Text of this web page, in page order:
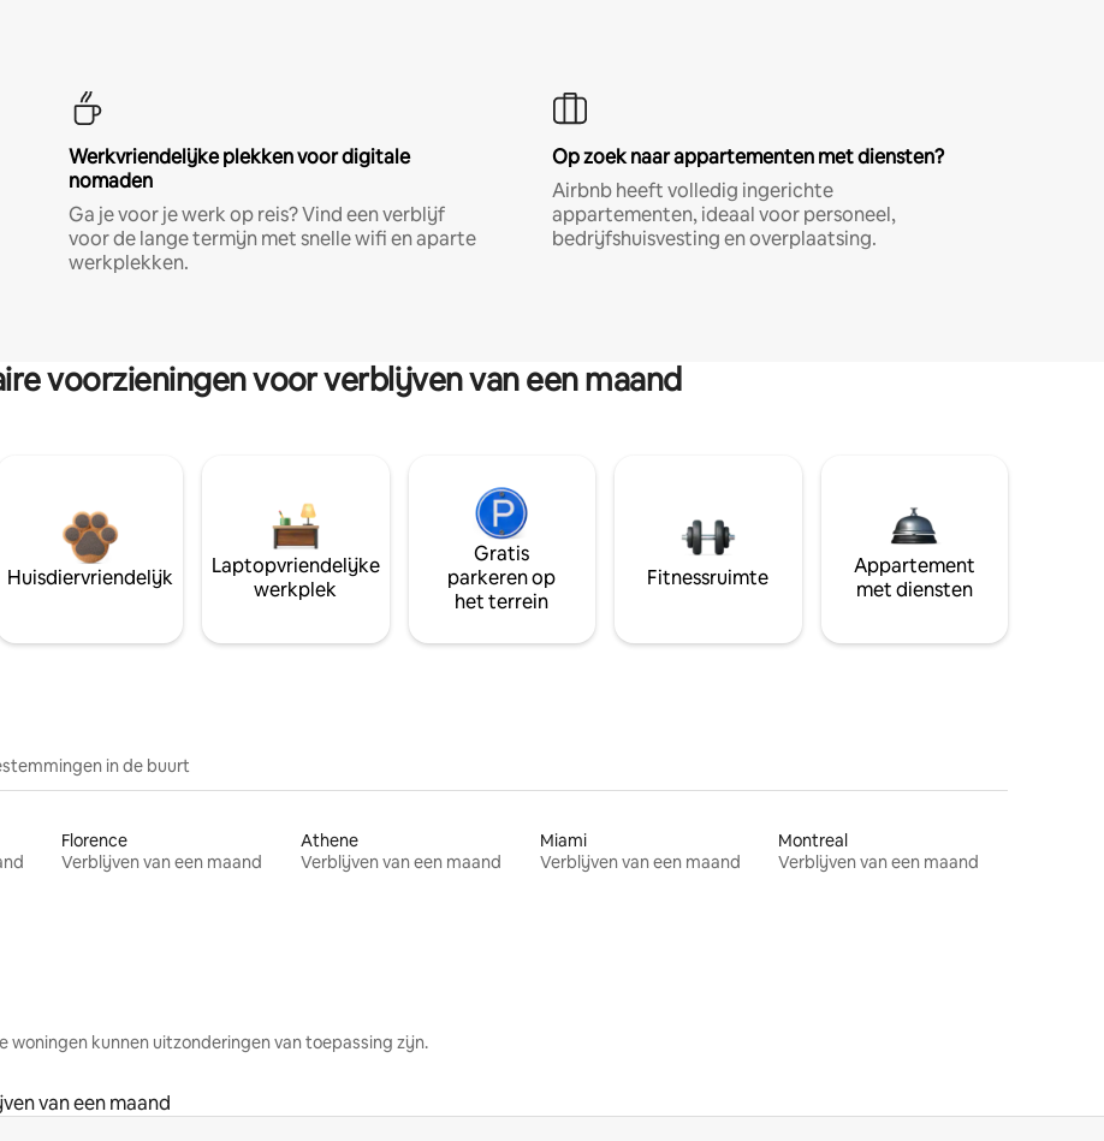
Werkvriendelijke plekken voor digitale
nomaden
Ga je voor je werk op reis? Vind een verblijf
voor de lange termijn met snelle wifi en aparte
werkplekken.
Op zoek naar appartementen met diensten?
Airbnb heeft volledig ingerichte
appartementen, ideaal voor personeel,
bedrijfshuisvesting en overplaatsing.
voorzieningen voor verblijven van een maand
Huisdiervriendelijk
Laptopvriendelijke
werkplek
Gratis
parkeren op
het terrein
Fitnessruimte
Appartement
met diensten
in de buurt
Florence
Verblijven van een maand
Athene
Verblijven van een maand
Miami
Verblijven van een maand
Montreal
Verblijven van een maand
kunnen uitzonderingen van toepassing zijn.
van een maand